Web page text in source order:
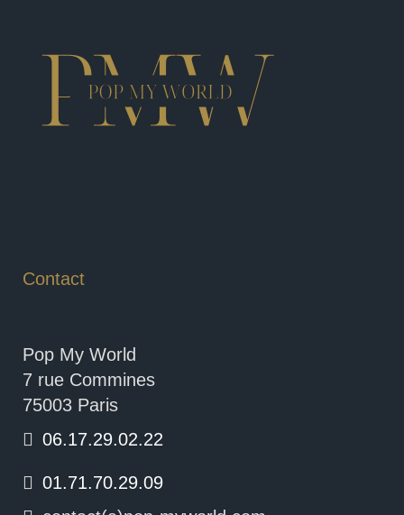
Contact
Pop My World
7 rue Commines
75003 Paris
06.17.29.02.22
01.71.70.29.09